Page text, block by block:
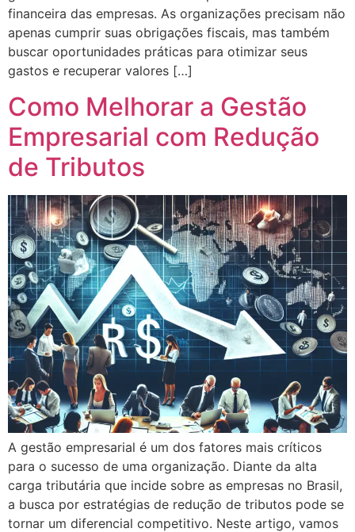
financeira das empresas. As organizações precisam não
apenas cumprir suas obrigações fiscais, mas também
buscar oportunidades práticas para otimizar seus
gastos e recuperar valores […]
Como Melhorar a Gestão
Empresarial com Redução
de Tributos
A gestão empresarial é um dos fatores mais críticos
para o sucesso de uma organização. Diante da alta
carga tributária que incide sobre as empresas no Brasil,
a busca por estratégias de redução de tributos pode se
tornar um diferencial competitivo. Neste artigo, vamos